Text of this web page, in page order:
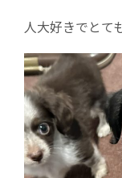
人大好きでとて